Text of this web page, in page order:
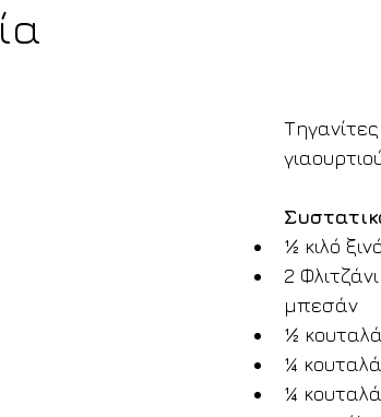
½ κιλό
2
μπεσάν
½
¼
¼